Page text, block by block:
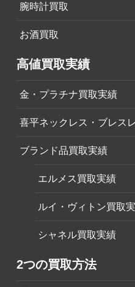
腕時計買取
お酒買取
高値買取実績
金・プラチナ買取実績
喜平ネックレス・ブレス
ブランド品買取実績
エルメス買取実績
ルイ・ヴィトン買取
シャネル買取実績
2つの買取方法